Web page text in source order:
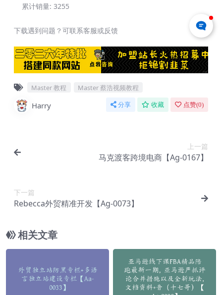
累计销量: 3255
下载遇到问题？可联系客服或反馈
Master 教程 Master 蔡浩视频教程
Harry 分享 收藏 点赞(0)
上一篇
马克渡客跨境电商【Ag-0167】
下一篇
Rebecca外贸精准开发【Ag-0073】
相关文章